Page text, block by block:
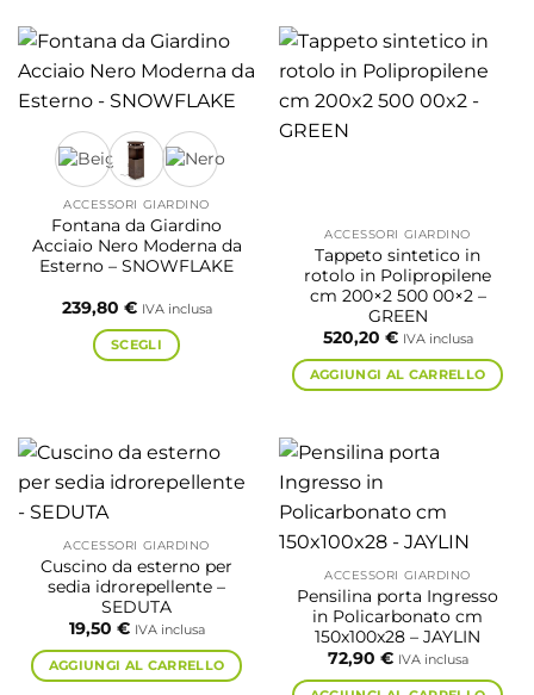
ACCESSORI GIARDINO
Fontana da Giardino
Acciaio Nero Moderna da
Esterno – SNOWFLAKE
239,80 € IVA inclusa
SCEGLI
più
varianti.
possono
essere
scelte
nella
pagina
del
ACCESSORI GIARDINO
Tappeto sintetico in
rotolo in Polipropilene
cm 200×2 500 00×2 –
GREEN
520,20 € IVA inclusa
AGGIUNGI AL CARRELLO
ACCESSORI GIARDINO
Cuscino da esterno per
sedia idrorepellente –
SEDUTA
19,50 € IVA inclusa
AGGIUNGI AL CARRELLO
ACCESSORI GIARDINO
Pensilina porta Ingresso
in Policarbonato cm
150x100x28 – JAYLIN
72,90 € IVA inclusa